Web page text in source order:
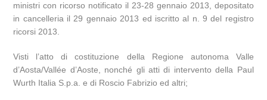
ministri con ricorso notificato il 23-28 gennaio 2013, depositato
in cancelleria il 29 gennaio 2013 ed iscritto al n. 9 del registro
ricorsi 2013.
Visti l’atto di costituzione della Regione autonoma Valle
d’Aosta/Vallée d’Aoste, nonché gli atti di intervento della Paul
Wurth Italia S.p.a. e di Roscio Fabrizio ed altri;